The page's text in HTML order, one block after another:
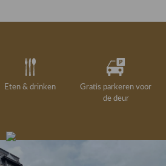
Eten & drinken
Gratis parkeren voor
de deur
retourneren in
de winkel
Deskundig
kledingadvies
winkeloppervlak